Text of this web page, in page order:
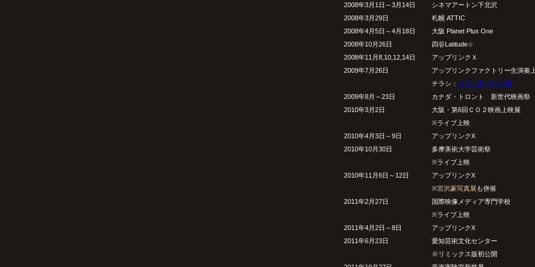
2008年3月1日～3月14日
シネマアートン下北沢
2008年3月29日
札幌 ATTIC
2008年4月5日～4月18日
大阪 Planet Plus One
2008年10月26日
四谷Latitude☆
2008年11月8,10,12,14日
アップリンクＸ
2009年7月26日
アップリンクファクトリー生演奏
チラシ： チラシ表 チラシ裏
2009年8月～23日
カナダ・トロント 新世代映画祭
2010年3月2日
大阪・第6回ＣＯ２映画上映展
※ライブ上映
2010年4月3日～9日
アップリンクX
2010年10月30日
多摩美術大学芸術祭
※ライブ上映
2010年11月6日～12日
アップリンクX
※宮沢豪写真展 も併催
2011年2月27日
国際映像メディア専門学校
※ライブ上映
2011年4月2日～8日
アップリンクX
2011年6月23日
愛知芸術文化センター
※リミックス版初公開